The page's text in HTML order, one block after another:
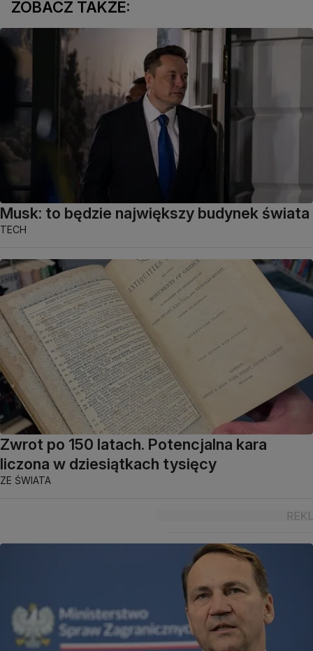
ZOBACZ TAKŻE:
Musk: to będzie największy budynek świata
TECH
Zwrot po 150 latach. Potencjalna kara
liczona w dziesiątkach tysięcy
ZE ŚWIATA